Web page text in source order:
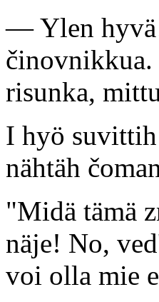
— Ylen
risunka,
I hyö
nähtäh
"Midä tämä
näje! No,
voi olla mie